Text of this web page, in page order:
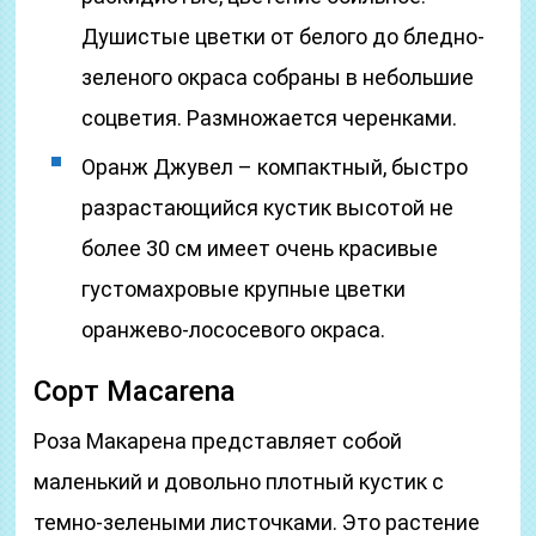
Душистые цветки от белого до бледно-
зеленого окраса собраны в небольшие
соцветия. Размножается черенками.
Оранж Джувел – компактный, быстро
разрастающийся кустик высотой не
более 30 см имеет очень красивые
густомахровые крупные цветки
оранжево-лососевого окраса.
Сорт Macarena
Роза Макарена представляет собой
маленький и довольно плотный кустик с
темно-зелеными листочками. Это растение